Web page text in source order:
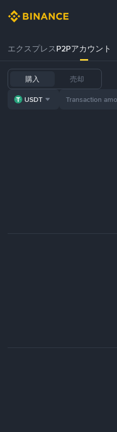
エクスプレスP2Pアカウント
購入 売却
USDT